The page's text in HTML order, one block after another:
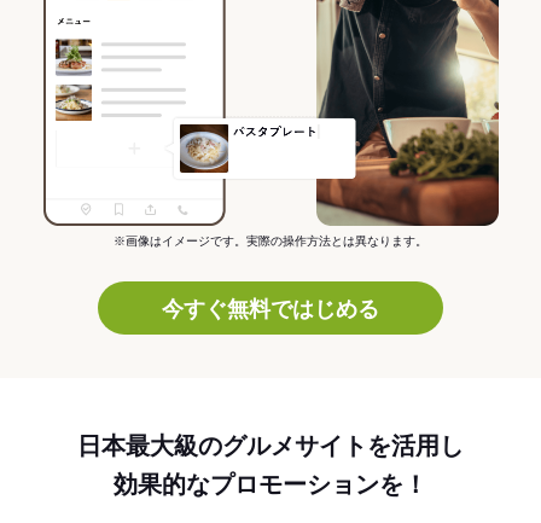
※画像はイメージです。実際の操作方法とは異なります。
今すぐ無料ではじめる
日本最大級のグルメサイトを活用し
効果的なプロモーションを！